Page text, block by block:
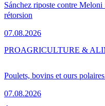
Sánchez riposte contre Meloni
rétorsion
07.08.2026
Poulets, bovins et ours
07.08.2026
PROAGRICULTURE &